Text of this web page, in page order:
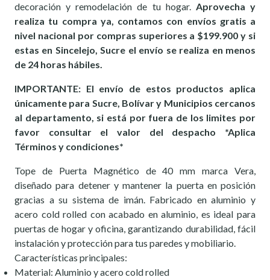
decoración y remodelación de tu hogar. Aprovecha y
realiza tu compra ya, contamos con envíos gratis a
nivel nacional por compras superiores a $199.900 y si
estas en Sincelejo, Sucre el envío se realiza en menos
de 24 horas hábiles.
IMPORTANTE: El envío de estos productos aplica
únicamente para Sucre, Bolívar y Municipios cercanos
al departamento, si está por fuera de los limites por
favor consultar el valor del despacho *Aplica
Términos y condiciones*
Tope de Puerta Magnético de 40 mm marca Vera,
diseñado para detener y mantener la puerta en posición
gracias a su sistema de imán. Fabricado en aluminio y
acero cold rolled con acabado en aluminio, es ideal para
puertas de hogar y oficina, garantizando durabilidad, fácil
instalación y protección para tus paredes y mobiliario.
Características principales:
Material: Aluminio y acero cold rolled